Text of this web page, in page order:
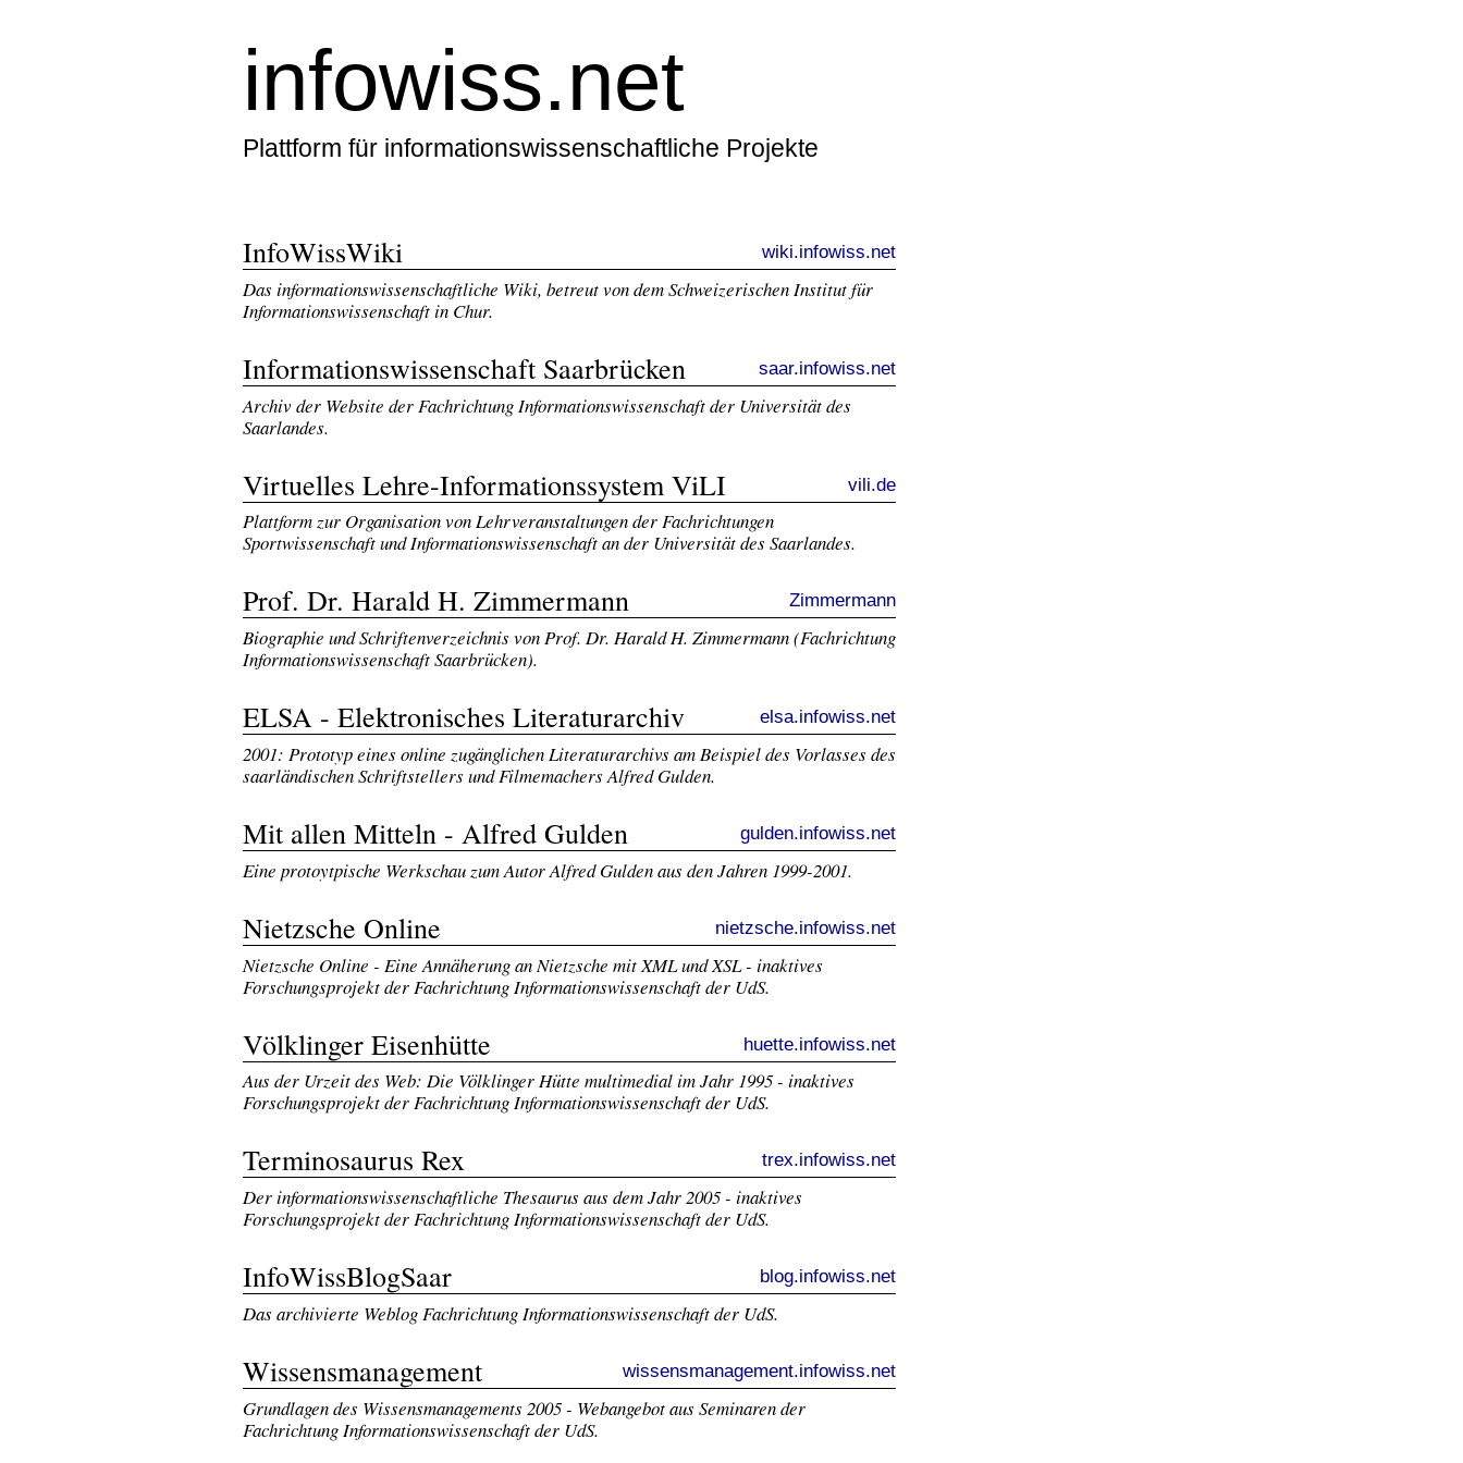
infowiss.net
Plattform für informationswissenschaftliche Projekte
InfoWissWiki wiki.infowiss.net
Das informationswissenschaftliche Wiki, betreut von dem Schweizerischen Institut für
Informationswissenschaft in Chur.
Informationswissenschaft Saarbrücken saar.infowiss.net
Archiv der Website der Fachrichtung Informationswissenschaft der Universität des
Saarlandes.
Virtuelles Lehre-Informationssystem ViLI vili.de
Plattform zur Organisation von Lehrveranstaltungen der Fachrichtungen
Sportwissenschaft und Informationswissenschaft an der Universität des Saarlandes.
Prof. Dr. Harald H. Zimmermann Zimmermann
Biographie und Schriftenverzeichnis von Prof. Dr. Harald H. Zimmermann (Fachrichtung
Informationswissenschaft Saarbrücken).
ELSA - Elektronisches Literaturarchiv elsa.infowiss.net
2001: Prototyp eines online zugänglichen Literaturarchivs am Beispiel des Vorlasses des
saarländischen Schriftstellers und Filmemachers Alfred Gulden.
Mit allen Mitteln - Alfred Gulden gulden.infowiss.net
Eine protoytpische Werkschau zum Autor Alfred Gulden aus den Jahren 1999-2001.
Nietzsche Online nietzsche.infowiss.net
Nietzsche Online - Eine Annäherung an Nietzsche mit XML und XSL - inaktives
Forschungsprojekt der Fachrichtung Informationswissenschaft der UdS.
Völklinger Eisenhütte huette.infowiss.net
Aus der Urzeit des Web: Die Völklinger Hütte multimedial im Jahr 1995 - inaktives
Forschungsprojekt der Fachrichtung Informationswissenschaft der UdS.
Terminosaurus Rex trex.infowiss.net
Der informationswissenschaftliche Thesaurus aus dem Jahr 2005 - inaktives
Forschungsprojekt der Fachrichtung Informationswissenschaft der UdS.
InfoWissBlogSaar blog.infowiss.net
Das archivierte Weblog Fachrichtung Informationswissenschaft der UdS.
Wissensmanagement wissensmanagement.infowiss.net
Grundlagen des Wissensmanagements 2005 - Webangebot aus Seminaren der
Fachrichtung Informationswissenschaft der UdS.